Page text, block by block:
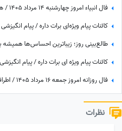
نظرات